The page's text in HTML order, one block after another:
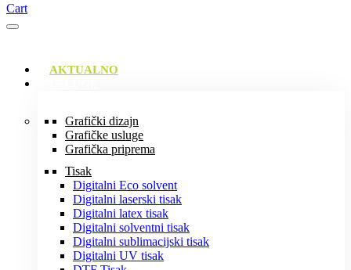
Cart
AKTUALNO
Grafički dizajn
Grafičke usluge
Grafička priprema
Tisak
Digitalni Eco solvent
Digitalni laserski tisak
Digitalni latex tisak
Digitalni solventni tisak
Digitalni sublimacijski tisak
Digitalni UV tisak